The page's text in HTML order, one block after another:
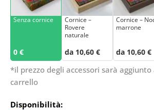
Senza cornice
0 €
Cornice –
Rovere
naturale
da 10,60 €
Cornice –
marrone
da 10,60 €
*il prezzo degli accessori sarà
carrello
Disponibilità: